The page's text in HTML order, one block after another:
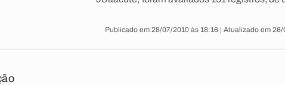
Publicado em 28/07/2010 às 18:16 | Atualizado em